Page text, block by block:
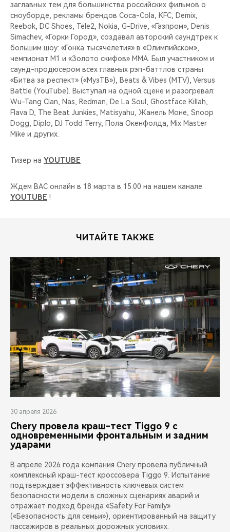
заглавных тем для большинства российских фильмов о
сноуборде, рекламы брендов Coca-Cola, KFC, Demix,
Reebok, DC Shoes, Tele2, Nokia, G-Drive, «Газпром», Denis
Simachev, «Горки Город», создавал авторский саундтрек к
большим шоу: «Гонка тысячелетия» в «Олимпийском»,
чемпионат M1 и «Золото скифов» MMA. Был участником и
саунд-продюсером всех главных рэп-баттлов страны:
«Битва за респект» («МузТВ»), Beats & Vibes (MTV), Versus
Battle (YouTube). Выступал на одной сцене и разогревал:
Wu-Tang Clan, Nas, Redman, De La Soul, Ghostface Killah,
Flava D, The Beat Junkies, Matisyahu, Жанель Моне, Snoop
Dogg, Diplo, DJ Todd Terry, Пола Окенфолда, Mix Master
Mike и других.
Тизер на YOUTUBE
Ждем ВАС онлайн в 18 марта в 15.00 на нашем канале
YOUTUBE !
ЧИТАЙТЕ ТАКЖЕ
30 апреля 2026
Chery провела краш-тест Tiggo 9 с
одновременными фронтальным и задним
ударами
В апреле 2026 года компания Chery провела публичный
комплексный краш-тест кроссовера Tiggo 9. Испытание
подтверждает эффективность ключевых систем
безопасности модели в сложных сценариях аварий и
отражает подход бренда «Safety For Family»
(«Безопасность для семьи»), ориентированный на защиту
пассажиров в реальных дорожных условиях.